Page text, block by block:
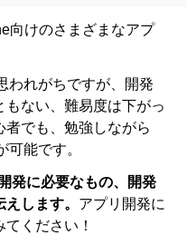
向けのさまざまなアプ
われがちですが、開発
ない、難易度は下がっ
でも、勉強しながら
能です。
発に必要なもの、開発
します。 アプリ開発に
ください！